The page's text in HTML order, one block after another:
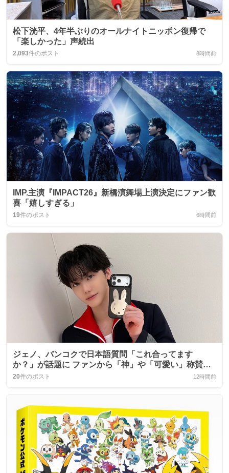
松下洸平、4年半ぶりのオールナイトニッポン復帰で
「楽しかった」声続出
2,093件のポスト 8時間前
IMP.主演『IMPACT26』新橋演舞場上演決定にファン歓
喜「嬉しすぎる」
19件のポスト 6時間前
ジェノ、バンコクで日本語質問「これ合ってます
か？」が話題に ファンから「神」や「可愛い」称賛の
声
20件のポスト 12時間前